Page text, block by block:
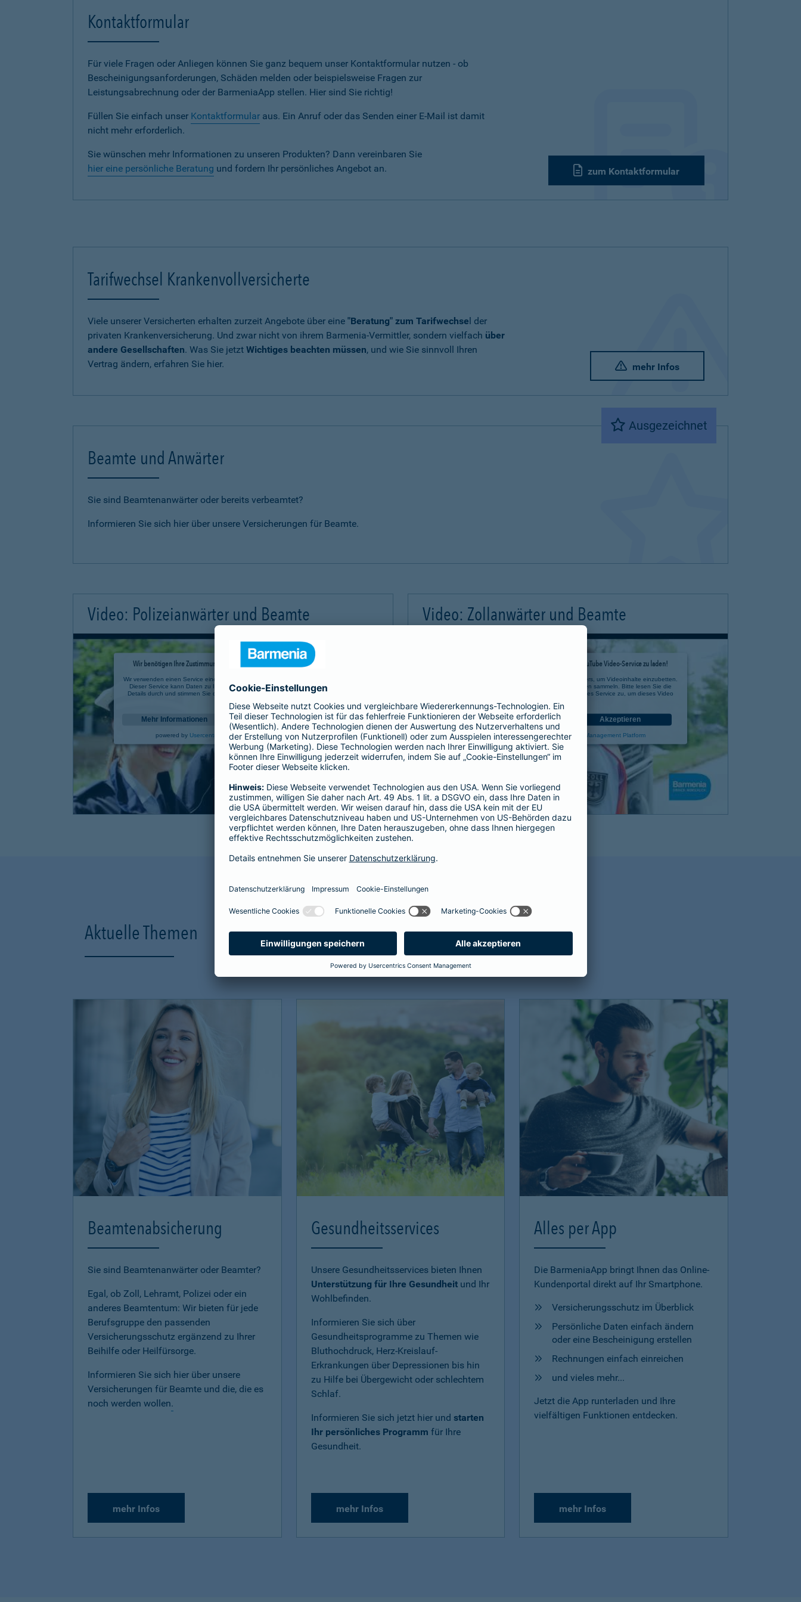
Kontaktformular
Für viele Fragen oder Anliegen können Sie ganz bequem unser Kontaktformular nutzen - ob
Bescheinigungsanforderungen, Schäden melden oder beispielsweise Fragen zur
Leistungsabrechnung oder der BarmeniaApp stellen. Hier sind Sie richtig!
Füllen Sie einfach unser Kontaktformular aus. Ein Anruf oder das Senden einer E-Mail ist damit
nicht mehr erforderlich.
Sie wünschen mehr Informationen zu unseren Produkten? Dann vereinbaren Sie
hier eine persönliche Beratung und fordern Ihr persönliches Angebot an. zum Kontaktformular
Tarifwechsel Krankenvollversicherte
Viele unserer Versicherten erhalten zurzeit Angebote über eine "Beratung" zum Tarifwechsel der
privaten Krankenversicherung. Und zwar nicht von ihrem Barmenia-Vermittler, sondern vielfach über
andere Gesellschaften. Was Sie jetzt Wichtiges beachten müssen, und wie Sie sinnvoll Ihren
Vertrag ändern, erfahren Sie hier.
mehr Infos
Ausgezeichnet
Beamte und Anwärter
Sie sind Beamtenanwärter oder bereits verbeamtet?
Informieren Sie sich hier über unsere Versicherungen für Beamte.
Video: Polizeianwärter und Beamte
Wir benötigen Ihre Zustimmung, um den YouTube Video-Service zu laden!
Wir verwenden einen Service eines Drittanbieters, um Videoinhalte einzubetten.
Dieser Service kann Daten zu Ihren Aktivitäten sammeln. Bitte lesen Sie die
Details durch und stimmen Sie der Nutzung des Service zu, um dieses Video
Mehr Informationen Akzeptieren
powered by Usercentrics Consent Management Platform
Video: Zollanwärter und Beamte
Wir benötigen Ihre Zustimmung, um den YouTube Video-Service zu laden!
Wir verwenden einen Service eines Drittanbieters, um Videoinhalte einzubetten.
Dieser Service kann Daten zu Ihren Aktivitäten sammeln. Bitte lesen Sie die
Details durch und stimmen Sie der Nutzung des Service zu, um dieses Video
Mehr Informationen Akzeptieren
powered byUsercentrics Consent Management Platform
Aktuelle Themen
Beamtenabsicherung
Sie sind Beamtenanwärter oder Beamter?
Egal, ob Zoll, Lehramt, Polizei oder ein
anderes Beamtentum: Wir bieten für jede
Berufsgruppe den passenden
Versicherungsschutz ergänzend zu Ihrer
Beihilfe oder Heilfürsorge.
Informieren Sie sich hier über unsere
Versicherungen für Beamte und die, die es
noch werden wollen.
mehr Infos
Gesundheitsservices
Unsere Gesundheitsservices bieten Ihnen
Unterstützung für Ihre Gesundheitund Ihr
Wohlbefinden.
Informieren Sie sich über
Gesundheitsprogramme zu Themen wie
Bluthochdruck, Herz-Kreislauf-
Erkrankungen über Depressionen bis hin
zu Hilfe bei Übergewicht oder schlechtem
Schlaf.
Informieren Sie sich jetzt hier und starten
Ihr persönliches Programm für Ihre
Gesundheit.
mehr Infos
Alles per App
Die BarmeniaApp bringt Ihnen das Online-
Kundenportal direkt auf Ihr Smartphone.
Versicherungsschutz im Überblick
Persönliche Daten einfach ändern
oder eine Bescheinigung erstellen
Rechnungen einfach einreichen
und vieles mehr...
Jetzt die App runterladen und Ihre
vielfältigen Funktionen entdecken.
mehr Infos